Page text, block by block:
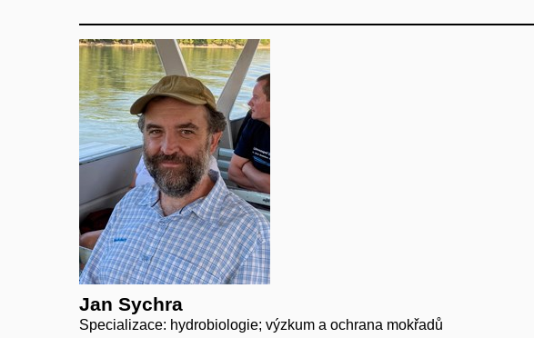
Jan Sychra
Specializace: hydrobiologie; výzkum a ochrana mokřadů